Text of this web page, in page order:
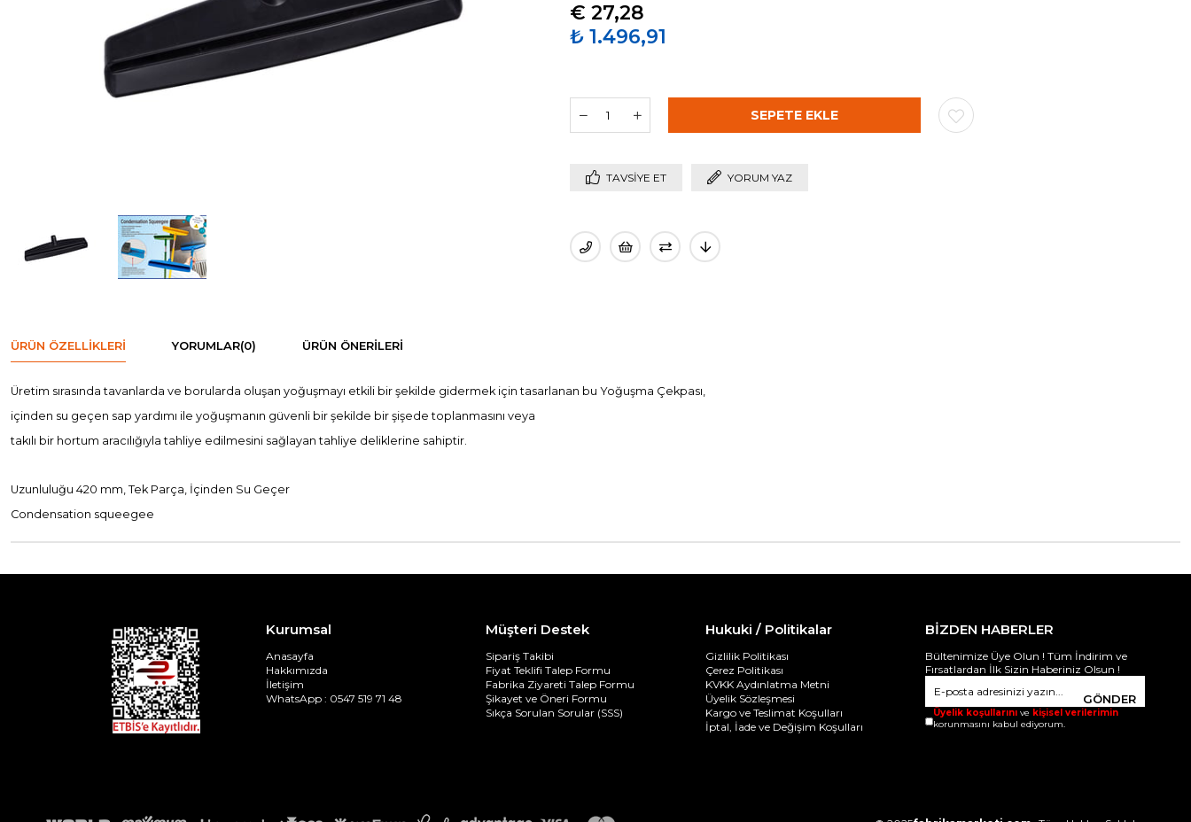
€ 27,28
₺ 1.496,91
TAVSIYE ET YORUM YAZ
ÜRÜN ÖZELLIKLERI YORUMLAR(0) ÜRÜN ÖNERILERI
Üretim sırasında tavanlarda ve borularda oluşan yoğuşmayı etkili bir şekilde gidermek için tasarlanan bu Yoğuşma Çekpası,
içinden su geçen sap yardımı ile yoğuşmanın güvenli bir şekilde bir şişede toplanmasını veya
takılı bir hortum aracılığıyla tahliye edilmesini sağlayan tahliye deliklerine sahiptir.
Uzunluluğu 420 mm, Tek Parça, İçinden Su Geçer
Condensation squeegee
Kurumsal
Anasayfa
Hakkımızda
İletişim
WhatsApp : 0547 519 71 48
Müşteri Destek
Sipariş Takibi
Fiyat Teklifi Talep Formu
Fabrika Ziyareti Talep Formu
Şikayet ve Öneri Formu
Sıkça Sorulan Sorular (SSS)
Hukuki / Politikalar
Gizlilik Politikası
Çerez Politikası
KVKK Aydınlatma Metni
Üyelik Sözleşmesi
Kargo ve Teslimat Koşulları
İptal, İade ve Değişim Koşulları
BİZDEN HABERLER
Bültenimize Üye Olun ! Tüm İndirim ve
Fırsatlardan İlk Sizin Haberiniz Olsun !
GÖNDER
Üyelik koşullarınıve kişisel verilerimin
korunmasını kabul ediyorum.